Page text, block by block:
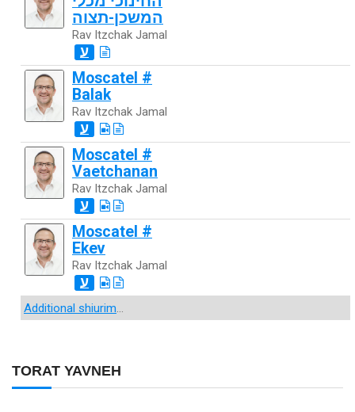
TORAT YAVNEH
המשכן-תצוה
Rav Itzchak Jamal
ע
Moscatel #
Balak
Rav Itzchak Jamal
ע
Moscatel #
Vaetchanan
Rav Itzchak Jamal
ע
Moscatel #
Ekev
Rav Itzchak Jamal
ע
Additional shiurim...